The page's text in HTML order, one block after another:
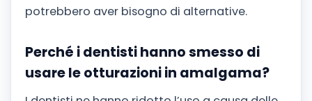
potrebbero aver bisogno di alternative.
Perché i dentisti hanno smesso di
usare le otturazioni in amalgama?